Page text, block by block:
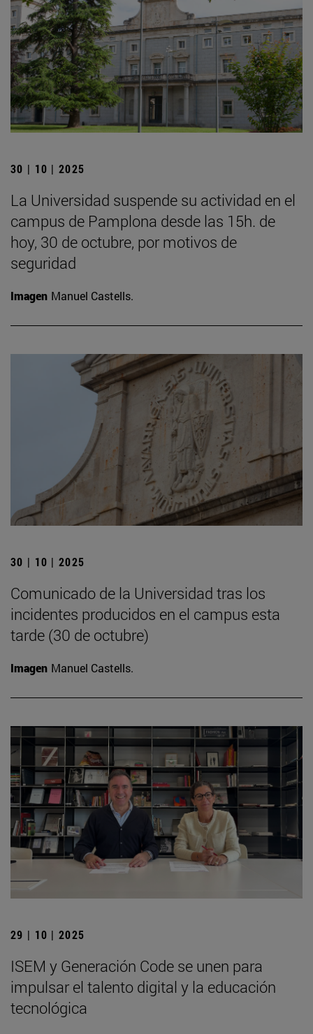
30 | 10 | 2025
La Universidad suspende su actividad en el
campus de Pamplona desde las 15h. de
hoy, 30 de octubre, por motivos de
seguridad
Imagen Manuel Castells.
30 | 10 | 2025
Comunicado de la Universidad tras los
incidentes producidos en el campus esta
tarde (30 de octubre)
Imagen Manuel Castells.
29 | 10 | 2025
ISEM y Generación Code se unen para
impulsar el talento digital y la educación
tecnológica